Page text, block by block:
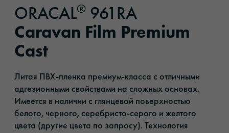
ORACAL® 961RA
Caravan Film Premium
Cast
Литая ПВХ-пленка премиум-класса с отличными
адгезионными свойствами на сложных основах.
Имеется в наличии с глянцевой поверхностью
белого, черного, серебристо-серого и желтого
цвета (другие цвета по запросу). Технология